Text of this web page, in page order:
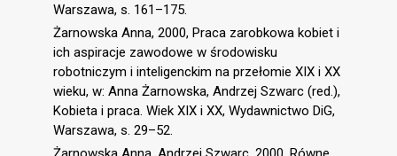
Warszawa, s. 161–175.
Żarnowska Anna, 2000, Praca zarobkowa kobiet i
ich aspiracje zawodowe w środowisku
robotniczym i inteligenckim na przełomie XIX i XX
wieku, w: Anna Żarnowska, Andrzej Szwarc (red.),
Kobieta i praca. Wiek XIX i XX, Wydawnictwo DiG,
Warszawa, s. 29–52.